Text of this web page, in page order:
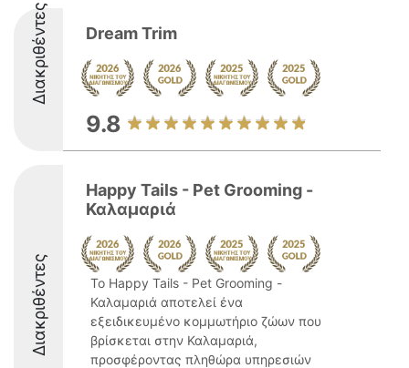
Διακριθέντες Dream Trim
9.8
Διακριθέντες
Happy Tails - Pet Grooming -
Καλαμαριά
Το Happy Tails - Pet Grooming -
Καλαμαριά αποτελεί ένα
εξειδικευμένο κομμωτήριο ζώων που
βρίσκεται στην Καλαμαριά,
προσφέροντας πληθώρα υπηρεσιών